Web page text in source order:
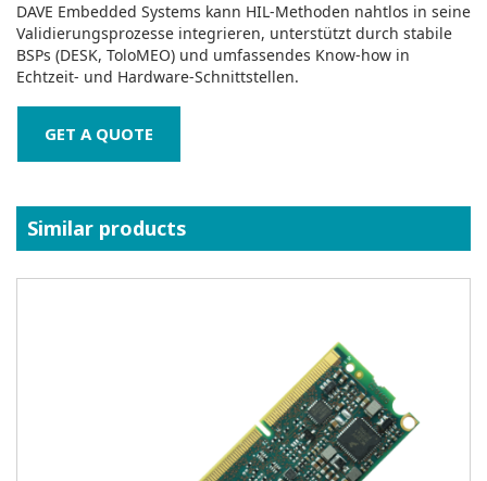
DAVE Embedded Systems kann HIL‑Methoden nahtlos in seine
Validierungsprozesse integrieren, unterstützt durch stabile
BSPs (DESK, ToloMEO) und umfassendes Know‑how in
Echtzeit‑ und Hardware‑Schnittstellen.
GET A QUOTE
Similar products